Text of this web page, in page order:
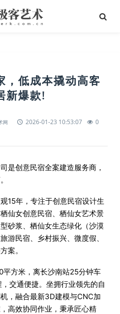
，低成本撬动高客
新爆款!
网 2026-01-23 10:53:07 0
是创意民宿全案建造服务商，
15年，专注于创意民宿设计生
仙女创意民宿、栖仙女艺术景
砂浆、栖仙女生态绿化（沙漠
游民宿、乡村振兴、微度假、
案。
方米，离长沙南站25分钟车
交通便捷。坐拥行业领先的自
，融合最新3D建模与CNC加
高效协同作业，秉承匠心精